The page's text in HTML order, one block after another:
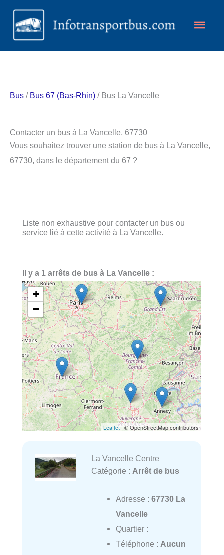
Aller
contenu
Bus / Bus 67 (Bas-Rhin) / Bus La Vancelle
Contacter un bus à La Vancelle, 67730
Vous souhaitez trouver une station de bus à La Vancelle,
67730, dans le département du 67 ?
Liste non exhaustive pour contacter un bus ou
service lié à cette activité à La Vancelle.
Il y a 1 arrêts de bus à La Vancelle :
+
−
Leaflet| © OpenStreetMap contributors
La Vancelle Centre
Catégorie : Arrêt de bus
Adresse : 67730 La
Vancelle
Quartier :
Téléphone : Aucun